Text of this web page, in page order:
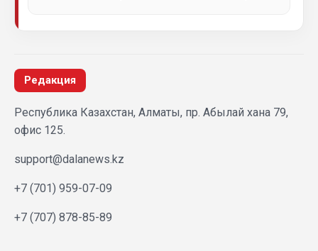
Редакция
Республика Казахстан, Алматы, пр. Абылай хана 79,
офис 125.
support@dalanews.kz
+7 (701) 959-07-09
+7 (707) 878-85-89